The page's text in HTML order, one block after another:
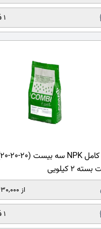
1 فروشگاه
2 کیلویی
از 630,000 تومان
1 فروشگاه